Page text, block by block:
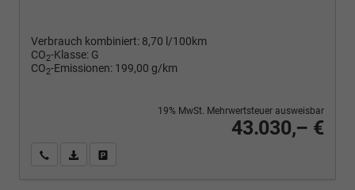
Verbrauch kombiniert: 8,70 l/100km
CO2-Klasse: G
CO2-Emissionen: 199,00 g/km
43.030,– €
19% MwSt. Mehrwertsteuer ausweisbar
Wir rufen Sie anPDF-Fahrzeugexposé drucken